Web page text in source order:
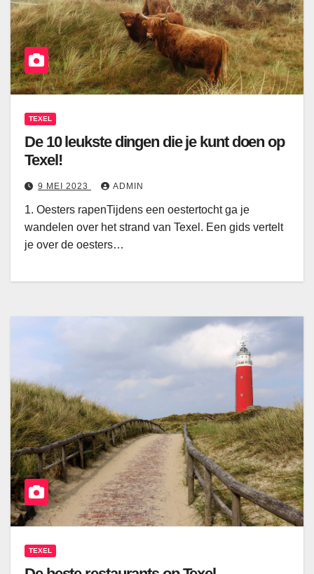
TEXEL
De 10 leukste dingen die je kunt doen op
Texel!
9 MEI 2023 ADMIN
1. Oesters rapenTijdens een oestertocht ga je
wandelen over het strand van Texel. Een gids vertelt
je over de oesters…
TEXEL